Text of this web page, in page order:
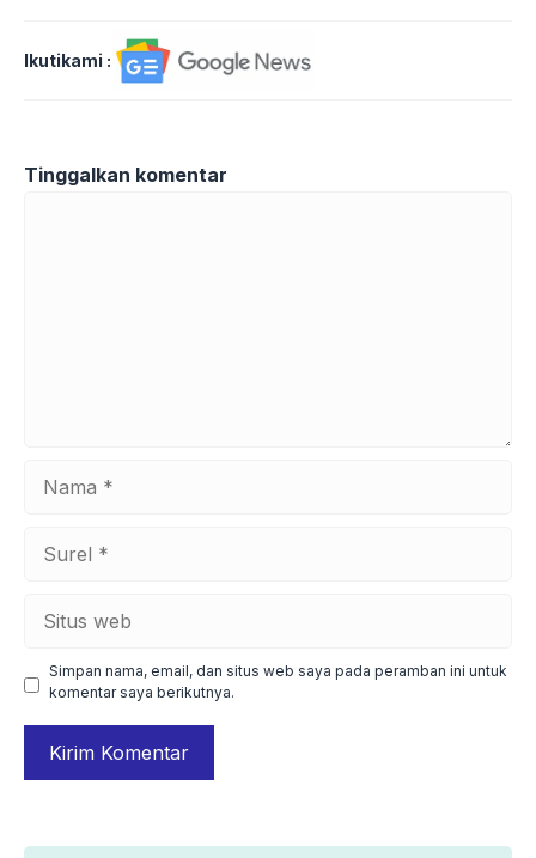
Ikutikami :
Tinggalkan komentar
web
Simpan nama, email, dan situs web saya pada peramban ini untuk
komentar saya berikutnya.